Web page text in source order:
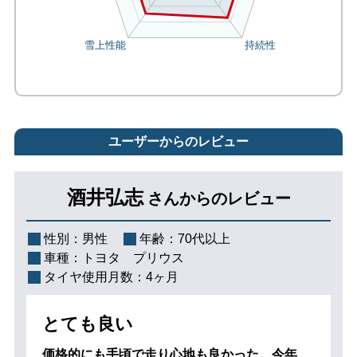
ユーザーからのレビュー
酒井弘志 さんからのレビュー
性別： 男性 年齢： 70代以上
車種：
トヨタ プリウス
タイヤ使用月数： 4ヶ月
とても良い